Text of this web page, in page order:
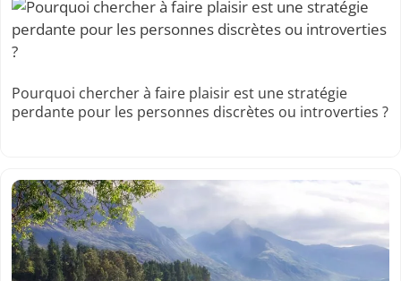
Pourquoi chercher à faire plaisir est une stratégie
perdante pour les personnes discrètes ou introverties ?